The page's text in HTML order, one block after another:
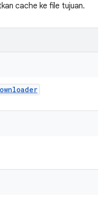
cache ke file tujuan.